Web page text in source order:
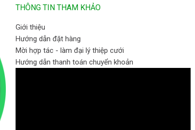
THÔNG TIN THAM KHẢO
Giới thiệu
Hướng dẫn đặt hàng
Mời hợp tác - làm đại lý thiệp cưới
Hướng dẫn thanh toán chuyển khoản